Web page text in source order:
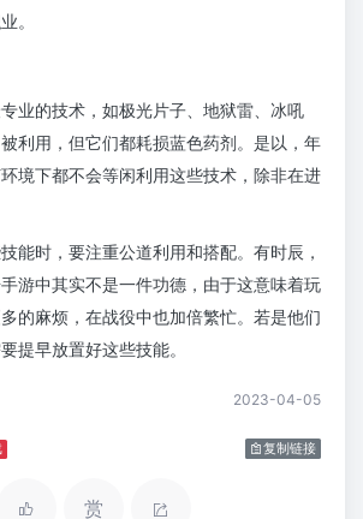
。
业的技术，如极光片子、地狱雷、冰吼
利用，但它们都耗损蓝色药剂。是以，年
境下都不会等闲利用这些技术，除非在进
能时，要注重公道利用和搭配。有时辰，
游中其实不是一件功德，由于这意味着玩
的麻烦，在战役中也加倍繁忙。若是他们
提早放置好这些技能。
2023-04-05
复制链接
赏